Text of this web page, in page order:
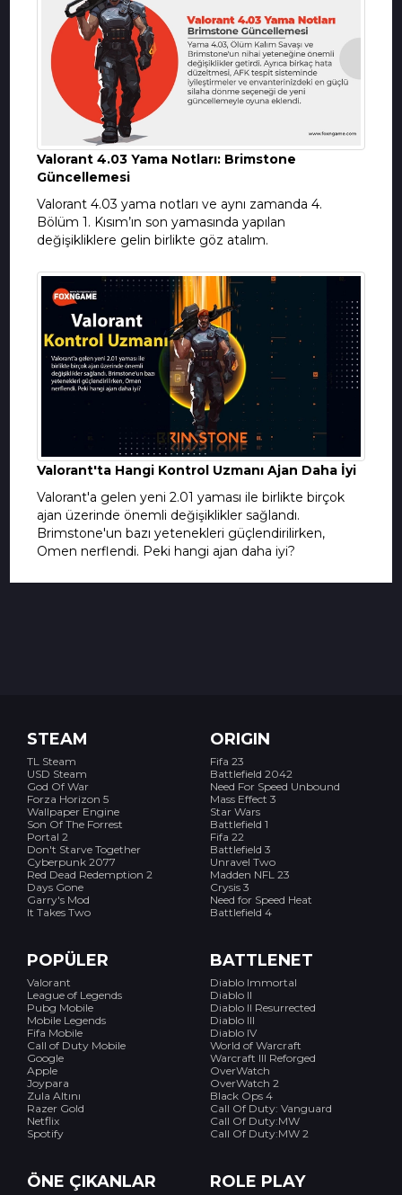
Valorant 4.03 Yama Notları: Brimstone
Güncellemesi
Valorant 4.03 yama notları ve aynı zamanda 4.
Bölüm 1. Kısım’ın son yamasında yapılan
değişikliklere gelin birlikte göz atalım.
Valorant'ta Hangi Kontrol Uzmanı Ajan Daha İyi
Valorant'a gelen yeni 2.01 yaması ile birlikte birçok
ajan üzerinde önemli değişiklikler sağlandı.
Brimstone'un bazı yetenekleri güçlendirilirken,
Omen nerflendi. Peki hangi ajan daha iyi?
STEAM
TL Steam
USD Steam
God Of War
Forza Horizon 5
Wallpaper Engine
Son Of The Forrest
Portal 2
Don't Starve Together
Cyberpunk 2077
Red Dead Redemption 2
Days Gone
Garry's Mod
It Takes Two
ORIGIN
Fifa 23
Battlefield 2042
Need For Speed Unbound
Mass Effect 3
Star Wars
Battlefield 1
Fifa 22
Battlefield 3
Unravel Two
Madden NFL 23
Crysis 3
Need for Speed Heat
Battlefield 4
POPÜLER
Valorant
League of Legends
Pubg Mobile
Mobile Legends
Fifa Mobile
Call of Duty Mobile
Google
Apple
Joypara
Zula Altını
Razer Gold
Netflix
Spotify
BATTLENET
Diablo Immortal
Diablo II
Diablo II Resurrected
Diablo III
Diablo IV
World of Warcraft
Warcraft III Reforged
OverWatch
OverWatch 2
Black Ops 4
Call Of Duty: Vanguard
Call Of Duty:MW
Call Of Duty:MW 2
ÖNE ÇIKANLAR ROLE PLAY